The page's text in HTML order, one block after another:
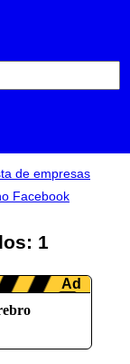
de empresas
Facebook
1